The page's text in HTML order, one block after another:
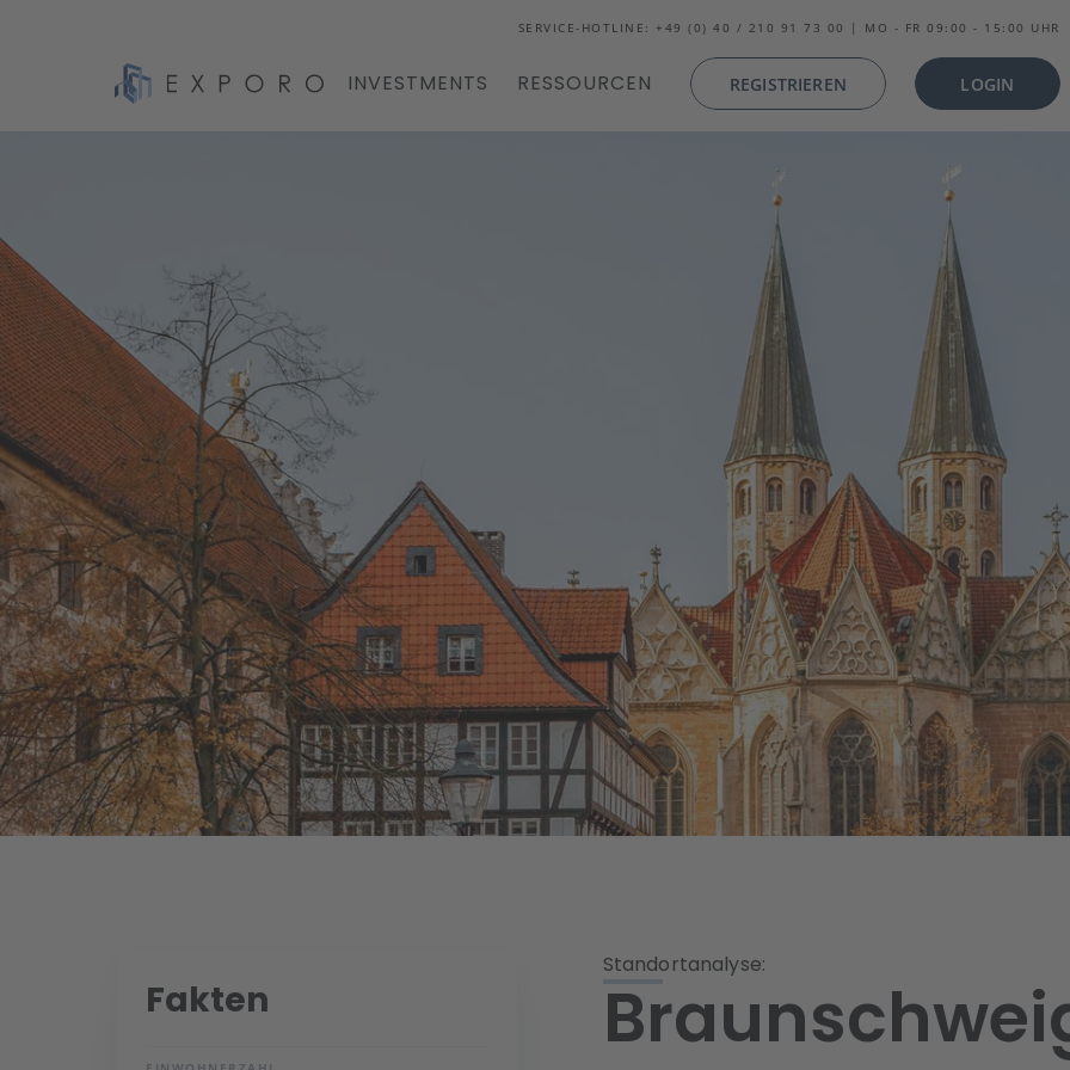
SERVICE-HOTLINE: +49 (0) 40 / 210 91 73 00 | MO - FR 09:00 - 15:00 UHR
INVESTMENTS RESSOURCEN REGISTRIEREN LOGIN
Fakten
Standortanalyse: